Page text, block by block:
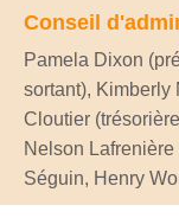
Conseil
Pamela Dixon
sortant), Kimberly
Cloutier
Nelson
Séguin, Henry